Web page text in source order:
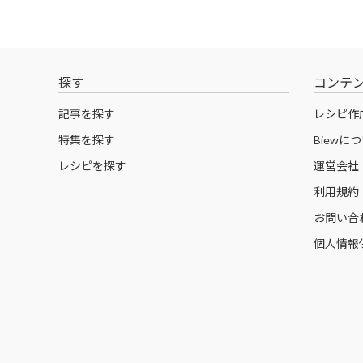
探す
記事を探す
特集を探す
レシピを探す
コンテ
レシピ作
Biewにつ
運営会社
利用規約
お問い合
個人情報